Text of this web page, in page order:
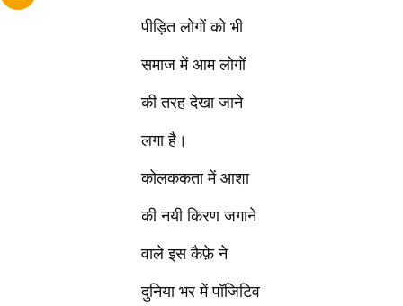
पीड़ित लोगों को भी
समाज में आम लोगों
की तरह देखा जाने
लगा है।
कोलककता में आशा
की नयी किरण जगाने
वाले इस कैफ़े ने
दुनिया भर में पॉजिटिव